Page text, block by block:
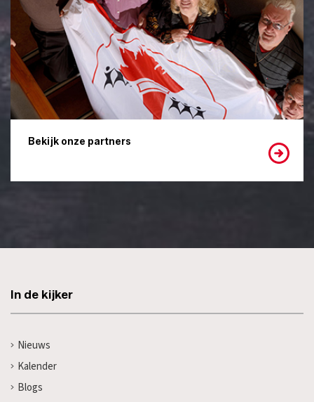
Bekijk onze partners
In de kijker
Nieuws
Kalender
Blogs